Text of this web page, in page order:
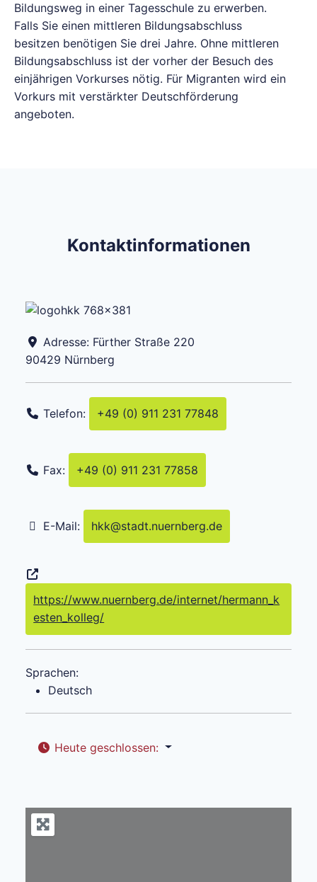
Bildungsweg in einer Tagesschule zu erwerben.
Falls Sie einen mittleren Bildungsabschluss
besitzen benötigen Sie drei Jahre. Ohne mittleren
Bildungsabschluss ist der vorher der Besuch des
einjährigen Vorkurses nötig. Für Migranten wird ein
Vorkurs mit verstärkter Deutschförderung
angeboten.
Kontaktinformationen
Adresse: Fürther Straße 220
90429 Nürnberg
Telefon: +49 (0) 911 231 77848
Fax: +49 (0) 911 231 77858
E-Mail: hkk@stadt.nuernberg.de
https://www.nuernberg.de/internet/hermann_k
esten_kolleg/
Sprachen:
Deutsch
Heute geschlossen: